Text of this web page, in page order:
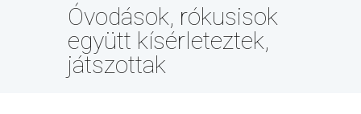
Óvodások, rókusisok
együtt kísérleteztek,
játszottak